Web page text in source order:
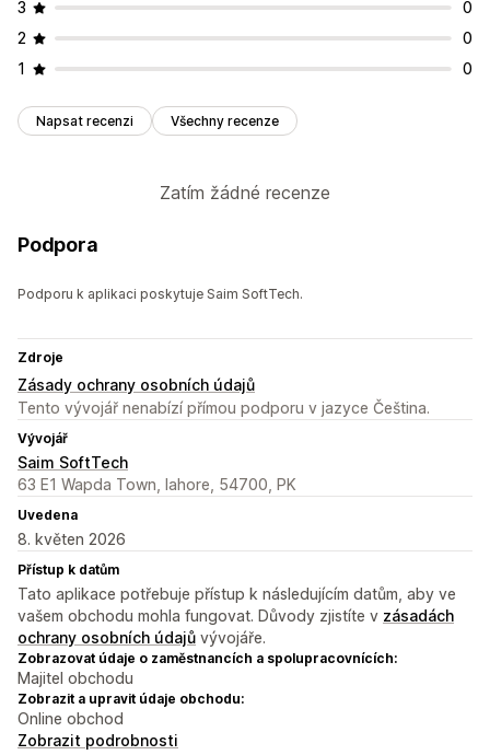
3
0
2
0
1
0
Napsat recenzi Všechny recenze
Zatím žádné recenze
Podpora
Podporu k aplikaci poskytuje Saim SoftTech.
Zdroje
Zásady ochrany osobních údajů
Tento vývojář nenabízí přímou podporu v jazyce Čeština.
Vývojář
Saim SoftTech
63 E1 Wapda Town, lahore, 54700, PK
Uvedena
8. květen 2026
Přístup k datům
Tato aplikace potřebuje přístup k následujícím datům, aby ve
vašem obchodu mohla fungovat. Důvody zjistíte v zásadách
ochrany osobních údajů vývojáře.
Zobrazovat údaje o zaměstnancích a spolupracovnících:
Majitel obchodu
Zobrazit a upravit údaje obchodu:
Online obchod
Zobrazit podrobnosti